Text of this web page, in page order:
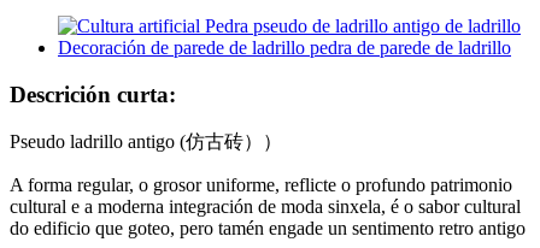
Descrición curta:
Pseudo ladrillo antigo (仿古砖））
A forma regular, o grosor uniforme, reflicte o profundo patrimonio
cultural e a moderna integración de moda sinxela, é o sabor cultural
do edificio que goteo, pero tamén engade un sentimento retro antigo